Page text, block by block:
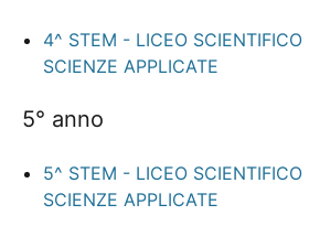
4^ STEM - LICEO SCIENTIFICO
SCIENZE APPLICATE
5° anno
5^ STEM - LICEO SCIENTIFICO
SCIENZE APPLICATE